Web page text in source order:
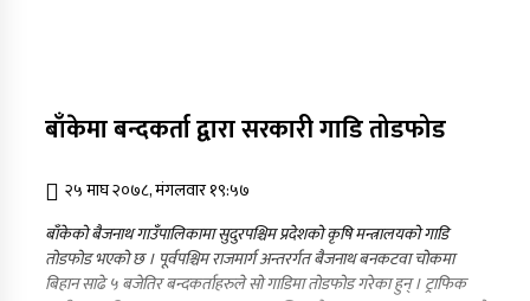
दुर्घटना, एकको मृत्यु
डाेल्पाकाे जगदुल्लाबाट जुम्ला आउँदै गरेकाे जिप
बाँकेमा बन्दकर्ता द्वारा सरकारी गाडि तोडफोड
२५ माघ २०७८, मंगलवार १९:५७
बाँकेको बैजनाथ गाउँपालिकामा सुदुरपश्चिम प्रदेशको कृषि मन्त्रालयको गाडि
तोडफोड भएको छ । पूर्वपश्चिम राजमार्ग अन्तरर्गत बैजनाथ बनकटवा चोकमा
बिहान साढे ५ बजेतिर बन्दकर्ताहरुले सो गाडिमा तोडफोड गरेका हुन् । ट्राफिक